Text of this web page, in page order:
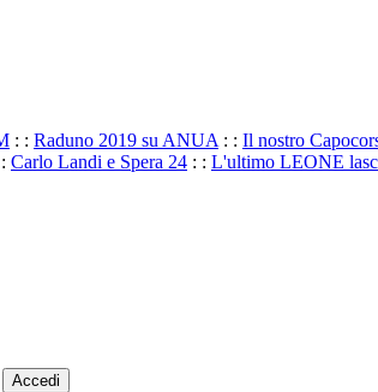
: : Raduno 2019 su ANUA : : Il nostro
Carlo Landi e Spera 24 : : L'ultimo LEONE